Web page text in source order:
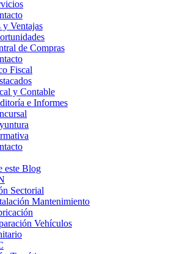
y Ventajas
de Compras
Fiscal
y Contable
e Informes
este Blog
Sectorial
Mantenimiento
Vehículos